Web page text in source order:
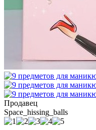
Продавец
Space_hissing_balls